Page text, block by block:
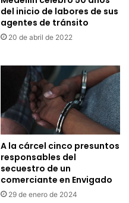
del inicio de labores de sus
agentes de tránsito
20 de abril de 2022
A la cárcel cinco presuntos
responsables del
secuestro de un
comerciante en Envigado
29 de enero de 2024